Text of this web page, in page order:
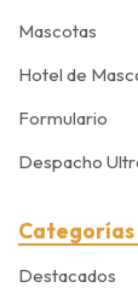
Mascotas
Hotel de
Formulario
Despacho
Categorías
Destacados